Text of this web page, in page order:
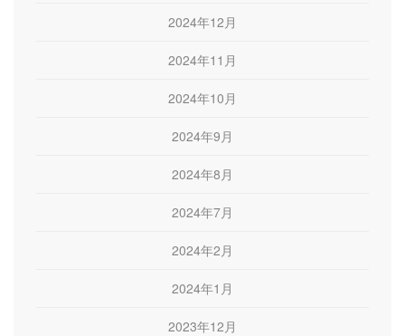
2024年12月
2024年11月
2024年10月
2024年9月
2024年8月
2024年7月
2024年2月
2024年1月
2023年12月